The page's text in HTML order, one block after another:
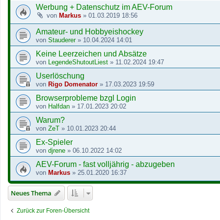
Werbung + Datenschutz im AEV-Forum
von Markus » 01.03.2019 18:56
Amateur- und Hobbyeishockey
von Stauderer» 10.04.2024 14:01
Keine Leerzeichen und Absätze
von LegendeShutoutLiest » 11.02.2024 19:47
Userlöschung
von Rigo Domenator » 17.03.2023 19:59
Browserprobleme bzgl Login
von Halfdan » 17.01.2023 20:02
Warum?
von ZeT » 10.01.2023 20:44
Ex-Spieler
von djrene » 06.10.2022 14:02
AEV-Forum - fast volljährig - abzugeben
von Markus » 25.01.2020 16:37
Neues Thema
Zurück zur Foren-Übersicht